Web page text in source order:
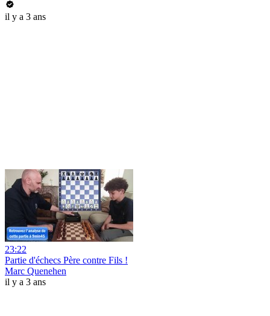
il y a 3 ans
23:22
Partie d'échecs Père contre Fils !
Marc Quenehen
il y a 3 ans